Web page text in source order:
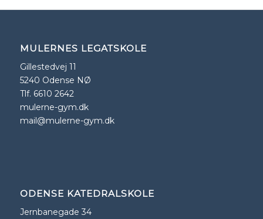
MULERNES LEGATSKOLE
Gillestedvej 11
5240 Odense NØ
Tlf. 6610 2642
mulerne-gym.dk
mail@mulerne-gym.dk
ODENSE KATEDRALSKOLE
Jernbanegade 34